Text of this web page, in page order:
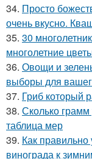
34. Просто
очень вкусно.
35. 30
многолетние
36. Овощи и
выборы для
37. Гриб который
38. Сколько
таблица мер
39. Как правильно
винограда к